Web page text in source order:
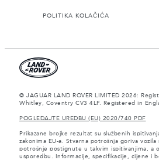
POLITIKA KOLAČIĆA
© JAGUAR LAND ROVER LIMITED 2026:
Whitley, Coventry CV3 4LF. Registered in
POGLEDAJTE UREDBU (EU) 2020/740 PDF
Prikazane brojke rezultat su službenih
zakonima EU-a. Stvarna potrošnja goriva vozila
potrošnje postignute u takvim ispitivanjima, a
usporedbu. Informacije, specifikacije, cijene i